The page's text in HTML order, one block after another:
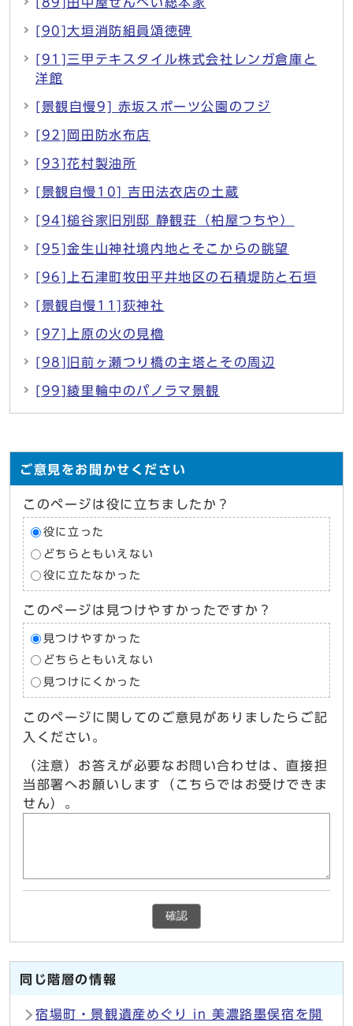
[90]大垣消防組員頌徳碑
[91]三甲テキスタイル株式会社レンガ倉庫と
洋館
[景観自慢9] 赤坂スポーツ公園のフジ
[92]岡田防水布店
[93]花村製油所
[景観自慢10] 吉田法衣店の土蔵
[94]槌谷家旧別邸 静観荘（柏屋つちや）
[95]金生山神社境内地とそこからの眺望
[96]上石津町牧田平井地区の石積堤防と石垣
[景観自慢11]荻神社
[97]上原の火の見櫓
[98]旧前ヶ瀬つり橋の主塔とその周辺
[99]綾里輪中のパノラマ景観
ご意見をお聞かせください
このページは役に立ちましたか？
役に立った
どちらともいえない
役に立たなかった
このページは見つけやすかったですか？
見つけやすかった
どちらともいえない
見つけにくかった
このページに関してのご意見がありましたらご記
入ください。
（注意）お答えが必要なお問い合わせは、直接担
当部署へお願いします（こちらではお受けできま
せん）。
確認
同じ階層の情報
宿場町・景観遺産めぐり in 美濃路墨俣宿を開